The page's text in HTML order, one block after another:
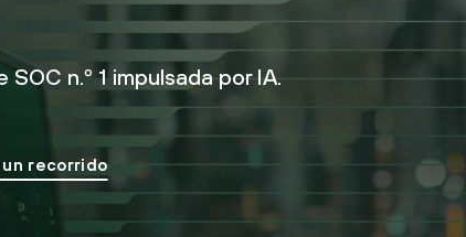
n.º 1 impulsada por IA.
un recorrido